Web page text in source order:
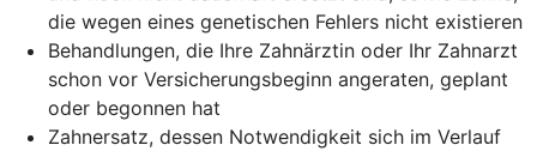
die wegen eines genetischen Fehlers nicht existieren
Behandlungen, die Ihre Zahnärztin oder Ihr Zahnarzt
schon vor Versicherungsbeginn angeraten, geplant
oder begonnen hat
Zahnersatz, dessen Notwendigkeit sich im Verlauf